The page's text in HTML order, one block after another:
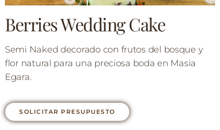
Berries Wedding Cake
Semi Naked decorado con frutos del bosque y
flor natural para una preciosa boda en Masia
Egara.
SOLICITAR PRESUPUESTO